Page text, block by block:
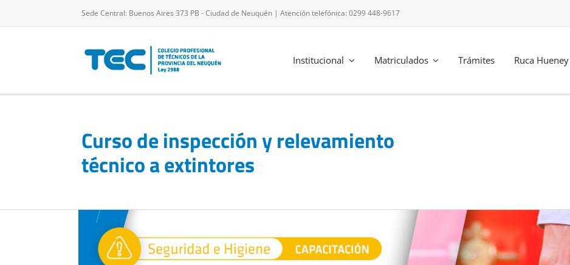
Sede Central: Buenos Aires 373 PB - Ciudad de Neuquén | Atención telefónica: 0299 448-9617
Institucional Matriculados Trámites Ruca Hueney
Curso de inspección y relevamiento
técnico a extintores